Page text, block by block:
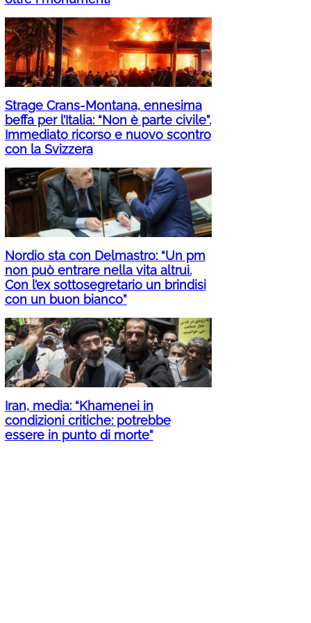
Strage Crans-Montana, ennesima
beffa per l’Italia: “Non è parte civile”.
Immediato ricorso e nuovo scontro
con la Svizzera
Nordio sta con Delmastro: “Un pm
non può entrare nella vita altrui.
Con l’ex sottosegretario un brindisi
con un buon bianco”
Iran, media: “Khamenei in
condizioni critiche: potrebbe
essere in punto di morte”